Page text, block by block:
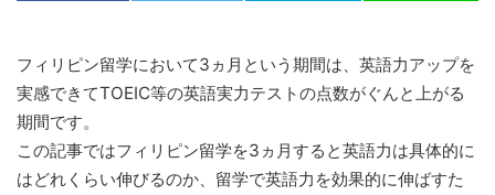
フィリピン留学において3ヵ月という期間は、英語力アップを
実感できてTOEIC等の英語実力テストの点数がぐんと上がる
期間です。
この記事ではフィリピン留学を3ヵ月すると英語力は具体的に
はどれくらい伸びるのか、留学で英語力を効果的に伸ばすた